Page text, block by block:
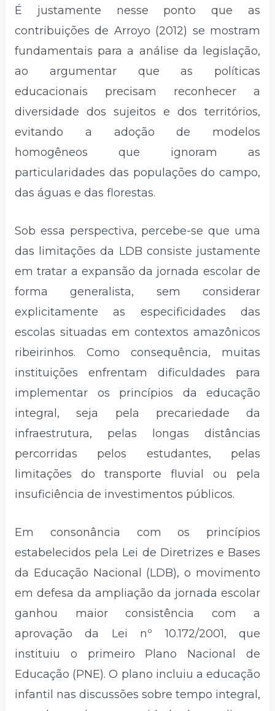
É justamente nesse ponto que as
contribuições de Arroyo (2012) se mostram
fundamentais para a análise da legislação,
ao argumentar que as políticas
educacionais precisam reconhecer a
diversidade dos sujeitos e dos territórios,
evitando a adoção de modelos
homogêneos que ignoram as
particularidades das populações do campo,
das águas e das florestas.
Sob essa perspectiva, percebe-se que uma
das limitações da LDB consiste justamente
em tratar a expansão da jornada escolar de
forma generalista, sem considerar
explicitamente as especificidades das
escolas situadas em contextos amazônicos
ribeirinhos. Como consequência, muitas
instituições enfrentam dificuldades para
implementar os princípios da educação
integral, seja pela precariedade da
infraestrutura, pelas longas distâncias
percorridas pelos estudantes, pelas
limitações do transporte fluvial ou pela
insuficiência de investimentos públicos.
Em consonância com os princípios
estabelecidos pela Lei de Diretrizes e Bases
da Educação Nacional (LDB), o movimento
em defesa da ampliação da jornada escolar
ganhou maior consistência com a
aprovação da Lei nº 10.172/2001, que
instituiu o primeiro Plano Nacional de
Educação (PNE). O plano incluiu a educação
infantil nas discussões sobre tempo integral,